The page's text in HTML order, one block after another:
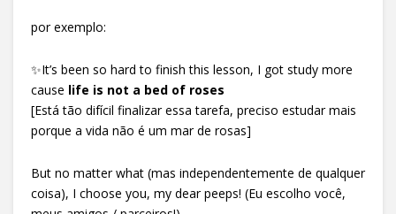
por exemplo:
✨It’s been so hard to finish this lesson, I got study more
cause life is not a bed of roses
[Está tão difícil finalizar essa tarefa, preciso estudar mais
porque a vida não é um mar de rosas]
But no matter what (mas independentemente de qualquer
coisa), I choose you, my dear peeps! (Eu escolho você,